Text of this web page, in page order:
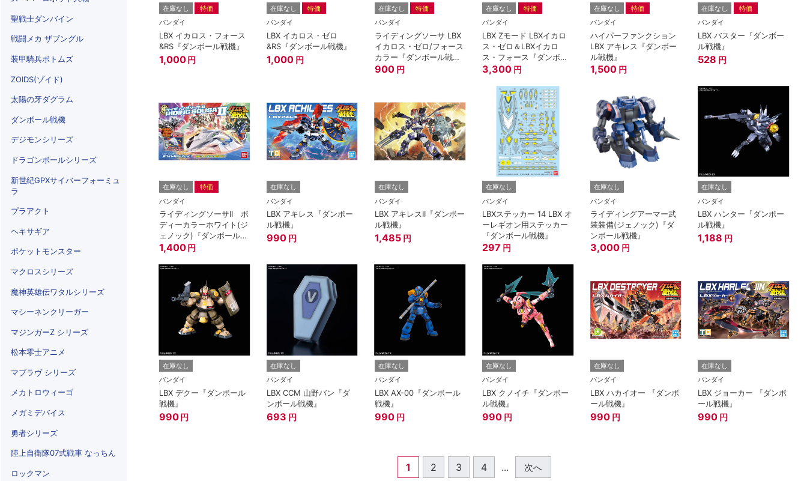
在庫なし
特価
バンダイ
LBX イカロス・フォース
&RS『ダンボール戦機』
1,000 円
在庫なし
特価
バンダイ
LBX イカロス・ゼロ
&RS『ダンボール戦機』
1,000 円
在庫なし
特価
バンダイ
ライディングソーサ LBX
イカロス・ゼロ/フォース
カラー『ダンボール戦
機』
900 円
在庫なし
特価
バンダイ
LBX Zモード LBXイカロ
ス・ゼロ＆LBXイカロ
ス・フォース『ダンボー
ル戦機』
3,300 円
在庫なし
特価
バンダイ
ハイパーファンクション
LBX アキレス『ダンボー
ル戦機』
1,500 円
在庫なし
特価
バンダイ
LBX バスター『ダンボー
ル戦機』
528 円
在庫なし
特価
バンダイ
ライディングソーサII ボ
ディーカラーホワイト(ジ
ェノック)『ダンボール戦
機』
1,400 円
在庫なし
バンダイ
LBX アキレス『ダンボー
ル戦機』
990 円
在庫なし
バンダイ
LBX アキレスII『ダンボー
ル戦機』
1,485 円
在庫なし
バンダイ
LBXステッカー 14 LBX オ
ーレギオン用ステッカー
『ダンボール戦機』
297 円
在庫なし
バンダイ
ライディングアーマー武
装装備(ジェノック)『ダ
ンボール戦機』
3,000 円
在庫なし
バンダイ
LBX ハンター『ダンボー
ル戦機』
1,188 円
在庫なし
バンダイ
LBX デクー『ダンボール
戦機』
990 円
在庫なし
バンダイ
LBX CCM 山野バン『ダ
ンボール戦機』
693 円
在庫なし
バンダイ
LBX AX-00『ダンボール
戦機』
990 円
在庫なし
バンダイ
LBX クノイチ『ダンボー
ル戦機』
990 円
在庫なし
バンダイ
LBX ハカイオー 『ダンボ
ール戦機』
990 円
在庫なし
バンダイ
LBX ジョーカー 『ダンボ
ール戦機』
990 円
1 2 3 4 ... 次へ
聖戦士ダンバイン
戦闘メカ ザブングル
装甲騎兵ボトムズ
ZOIDS(ゾイド)
太陽の牙ダグラム
ダンボール戦機
デジモンシリーズ
ドラゴンボールシリーズ
新世紀GPXサイバーフォーミュ
ラ
プラアクト
ヘキサギア
ポケットモンスター
マクロスシリーズ
魔神英雄伝ワタルシリーズ
マシーネンクリーガー
マジンガーZ シリーズ
松本零士アニメ
マブラヴ シリーズ
メカトロウィーゴ
メガミデバイス
勇者シリーズ
陸上自衛隊07式戦車 なっちん
ロックマン